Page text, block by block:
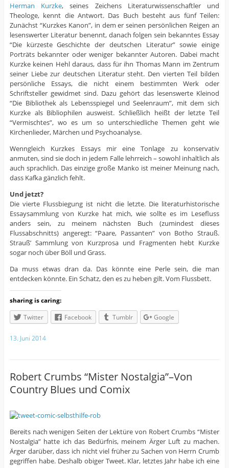
Herman Kurzke, seines Zeichens Literaturwissenschaftler und
Theologe, kennt die Antwort. Das Buch besteht aus fünf Teilen:
Zunächst “Kurzkes Kanon”, in dem er seinen persönlichen Reigen an
lesenswerter Literatur benennt, danach folgen sein bekanntes Essay
“Die kürzeste Geschichte der deutschen Literatur” sowie einige
Porträts bekannter oder weniger bekannter Autoren. Dabei macht
Kurzke keinen Hehl daraus, dass für ihn Thomas Mann im Zentrum
seiner Liebe zur deutschen Literatur steht. Den vierten Teil bilden
persönliche Essays, die nicht einem bestimmten Werk oder
Schriftsteller gewidmet sind. Dazu gehört das lesenswerte Kleinod
“Die Bibliothek als Lebensspiegel und Seelenraum”, mit dem sich
Kurzke als Bibliophilen ausweist. Schließlich heißt der letzte Teil
“Vermischtes”, wo es um so unterschiedliche Themen geht wie
Kirchenlieder, Märchen und Psychoanalyse.
Wenngleich Kurzkes Essays mir eine Tonlage zu konservativ
anmuten, sind sie doch in jedem Falle lehrreich – sowohl inhaltlich als
auch sprachlich. Das einzige große Manko ist meiner Meinung nach,
dass Kafka gänzlich fehlt.
Und jetzt?
Die vierte Flussbiegung ist nicht die letzte. Die literaturhistorische
Essaysammlung von Kurzke hat mich, wie sollte es im Lesefluss
anders sein, zu meinem nächsten Buch (zumindest dieses
Flussabschnitts) angeregt: “Paare, Passanten” von Botho Strauß.
Strauß’ Sammlung von Kurzprosa und Fragmenten hebt Kurzke
sogar noch über Böll und Grass.
Da muss etwas dran da. Das könnte eine Perle sein, die man
entdecken könnte. Ein Schatz, den es zu heben gilt. Vom Flussbett.
sharing is caring:
Twitter
Facebook Tumblr Google
13. Juni 2014
Robert Crumbs “Mister Nostalgia”–Von
Country Blues und Comix
Bereits nach wenigen Seiten der Lektüre von Robert Crumbs “Mister
Nostalgia” hatte ich das Bedürfnis, meinem Ärger Luft zu machen.
Ärger darüber, dass ich nicht viel früher zu Sachen von Herrn Crumb
gegriffen habe. Deshalb obiger Tweet. Klar, letztes Jahr habe ich eine